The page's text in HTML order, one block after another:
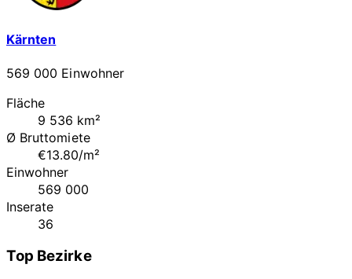
Kärnten
569 000 Einwohner
Fläche
9 536 km²
Ø Bruttomiete
€13.80/m²
Einwohner
569 000
Inserate
36
Top Bezirke